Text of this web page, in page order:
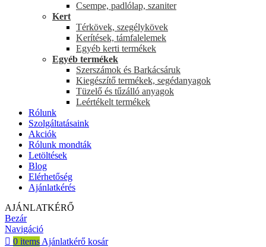
Csempe, padlólap, szaniter
Kert
Térkövek, szegélykövek
Kerítések, támfalelemek
Egyéb kerti termékek
Egyéb termékek
Szerszámok és Barkácsáruk
Kiegészítő termékek, segédanyagok
Tüzelő és tűzálló anyagok
Leértékelt termékek
Rólunk
Szolgáltatásaink
Akciók
Rólunk mondták
Letöltések
Blog
Elérhetőség
Ajánlatkérés
AJÁNLATKÉRŐ
Bezár
Navigáció
0 items Ajánlatkérő kosár